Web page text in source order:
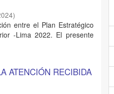
)
entre el Plan Estratégico
-Lima 2022. El presente
ATENCIÓN RECIBIDA